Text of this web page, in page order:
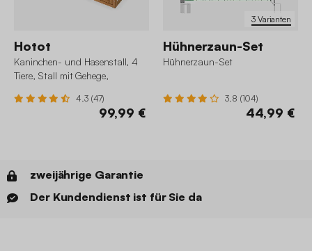
Hotot
Kaninchen- und Hasenstall, 4
Tiere, Stall mit Gehege,
4.3 (47)
99,99 €
3 Varianten
Hühnerzaun-Set
Hühnerzaun-Set
3.8 (104)
44,99 €
zweijährige Garantie
Der Kundendienst ist für Sie da